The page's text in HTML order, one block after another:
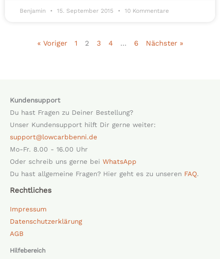
Benjamin 15. September 2015 10 Kommentare
« Voriger 1 2 3 4 … 6 Nächster »
Kundensupport
Du hast Fragen zu Deiner Bestellung?
Unser Kundensupport hilft Dir gerne weiter:
support@lowcarbbenni.de
Mo-Fr. 8.00 - 16.00 Uhr
Oder schreib uns gerne bei WhatsApp
Du hast allgemeine Fragen? Hier geht es zu unseren FAQ.
Rechtliches
Impressum
Datenschutzerklärung
AGB
Hilfebereich